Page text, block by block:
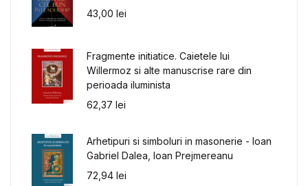
43,00 lei
Fragmente initiatice. Caietele lui
Willermoz si alte manuscrise rare din
perioada iluminista
62,37 lei
Arhetipuri si simboluri in masonerie - Ioan
Gabriel Dalea, Ioan Prejmereanu
72,94 lei